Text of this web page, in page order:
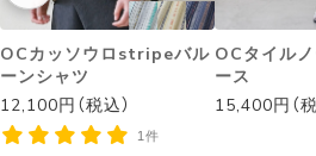
OCカッソウロstripeバル
ーンシャツ
12,100円（税込）
1件
OCタイル
ース
15,400円（税